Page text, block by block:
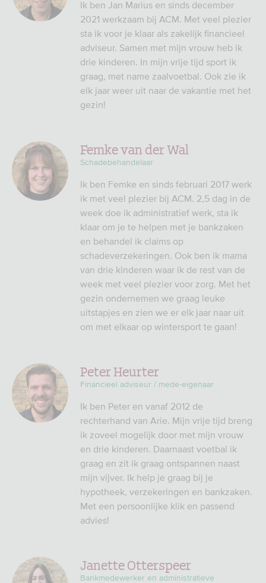
Ik ben Jan Marius en sinds december
2021 werkzaam bij ACM. Met veel plezier
sta ik voor je klaar als zakelijk financieel
adviseur. Samen met mijn vrouw heb ik
drie kinderen. In mijn vrije tijd sport ik
graag, met name zaalvoetbal. Ook zie ik
elk jaar weer uit naar de vakantie met het
gezin!
Femke van der Wal
Schadebehandelaar
Ik ben Femke en sinds februari 2017 werk
ik met veel plezier bij ACM. 2,5 dag in de
week doe ik administratief werk, sta ik
klaar om je te helpen met je bankzaken
en behandel ik claims op
schadeverzekeringen. Ook ben ik mama
van drie kinderen waar ik de rest van de
week met veel plezier voor zorg. Met het
gezin ondernemen we graag leuke
uitstapjes en zien we er elk jaar naar uit
om met elkaar op wintersport te gaan!
Peter Heurter
Financieel adviseur / mede-eigenaar
Ik ben Peter en vanaf 2012 de
rechterhand van Arie. Mijn vrije tijd breng
ik zoveel mogelijk door met mijn vrouw
en drie kinderen. Daarnaast voetbal ik
graag en zit ik graag ontspannen naast
mijn vijver. Ik help je graag bij je
hypotheek, verzekeringen en bankzaken.
Met een persoonlijke klik en passend
advies!
Janette Otterspeer
Bankmedewerker en administratieve